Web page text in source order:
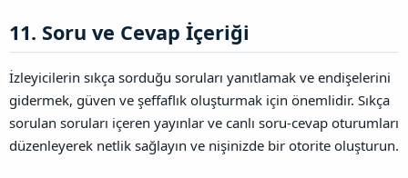
11. Soru ve Cevap İçeriği​
İzleyicilerin sıkça sorduğu soruları yanıtlamak ve endişelerini
gidermek, güven ve şeffaflık oluşturmak için önemlidir. Sıkça
sorulan soruları içeren yayınlar ve canlı soru-cevap oturumları
düzenleyerek netlik sağlayın ve nişinizde bir otorite oluşturun.